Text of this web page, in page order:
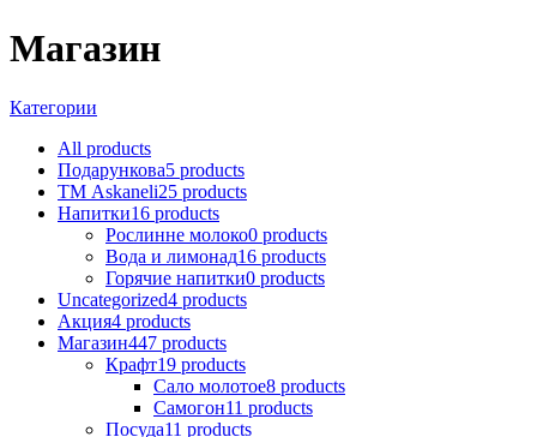
Магазин
Категории
All products
Подарункова5 products
ТМ Askaneli25 products
Напитки16 products
Рослинне молоко0 products
Вода и лимонад16 products
Горячие напитки0 products
Uncategorized4 products
Акция4 products
Магазин447 products
Крафт19 products
Сало молотое8 products
Самогон11 products
Посуда11 products